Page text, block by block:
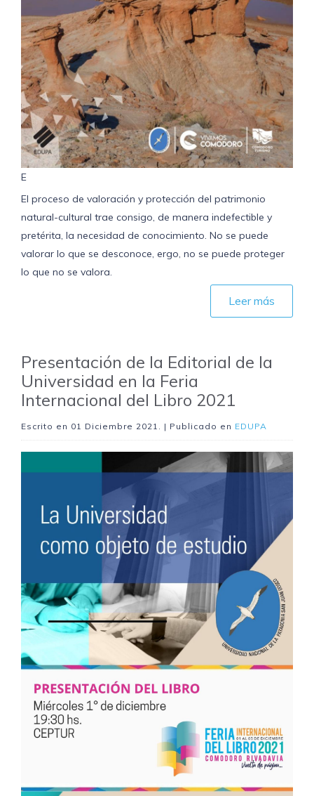
E
El proceso de valoración y protección del patrimonio
natural-cultural trae consigo, de manera indefectible y
pretérita, la necesidad de conocimiento. No se puede
valorar lo que se desconoce, ergo, no se puede proteger
lo que no se valora.
Leer más
Presentación de la Editorial de la
Universidad en la Feria
Internacional del Libro 2021
Escrito en 01 Diciembre 2021 . | Publicado en EDUPA